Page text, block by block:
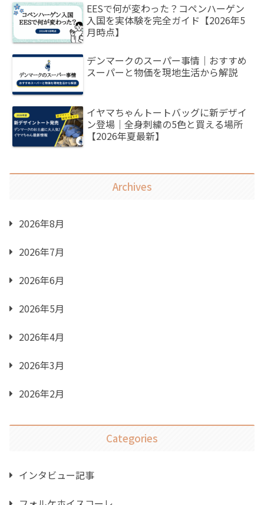
EESで何が変わった？コペンハーゲン
入国を実体験を完全ガイド【2026年5
月時点】
デンマークのスーパー事情｜おすすめ
スーパーと物価を現地生活から解説
イヤマちゃんトートバッグに新デザイ
ン登場｜全身刺繍の5色と買える場所
【2026年夏最新】
Archives
2026年8月
2026年7月
2026年6月
2026年5月
2026年4月
2026年3月
2026年2月
Categories
インタビュー記事